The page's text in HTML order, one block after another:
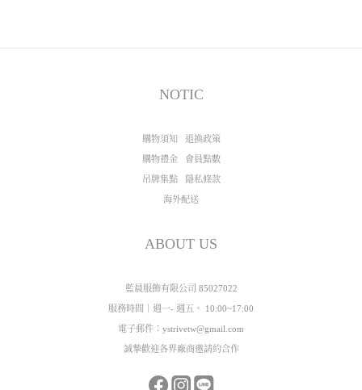
NOTIC
購物須知 退換政策
購物禮金 會員點數
吊牌集點 隱私條款
海外配送
ABOUT US
藍晨服飾有限公司 85027022
服務時間｜週一- 週五。 10:00~17:00
電子郵件：ystrivetw@gmail.com
誠摯歡迎各界廠商邀請約合作